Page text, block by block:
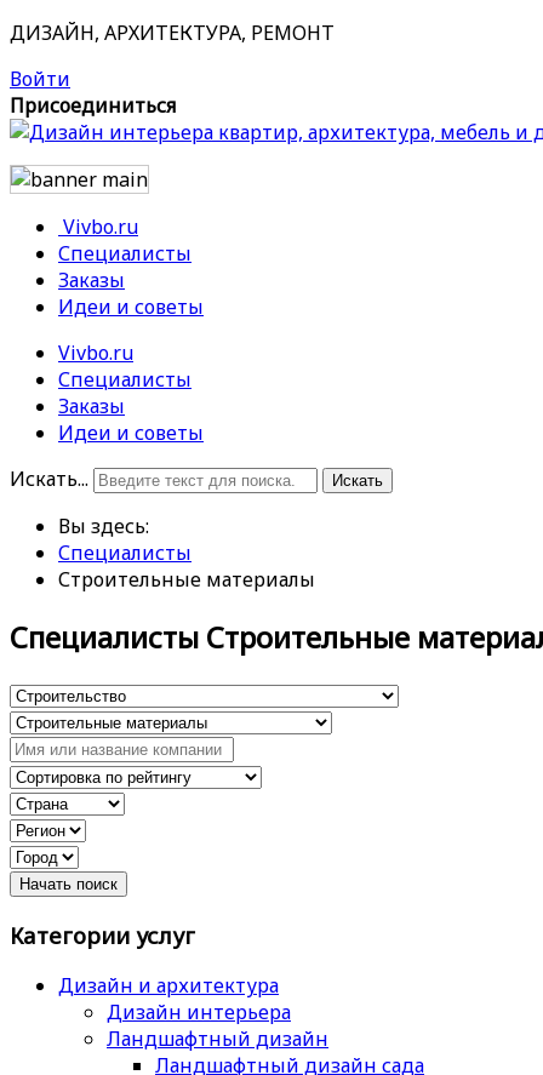
ДИЗАЙН, АРХИТЕКТУРА, РЕМОНТ
Войти
Присоединиться
Vivbo.ru
Специалисты
Заказы
Идеи и советы
Vivbo.ru
Специалисты
Заказы
Идеи и советы
Искать...
Искать
Вы здесь:
Специалисты
Строительные материалы
Специалисты Строительные
Категории услуг
Дизайн и архитектура
Дизайн интерьера
Ландшафтный дизайн
Ландшафтный дизайн сада